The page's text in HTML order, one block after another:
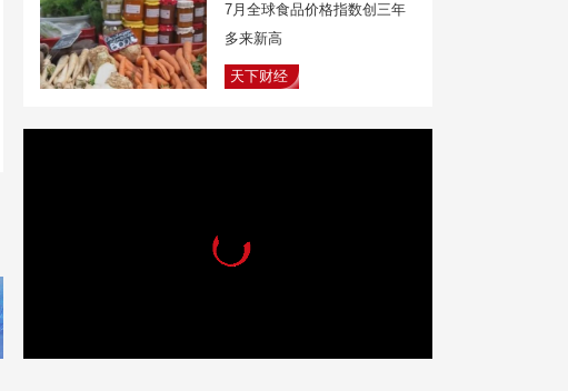
7月全球食品价格指数创三年
多来新高
天下财经